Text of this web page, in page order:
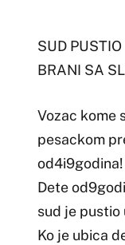
SUD
BRANI SA
Vozac kome
pesackom
od4i9godina!
Dete
sud je pustio
Ko je ubica